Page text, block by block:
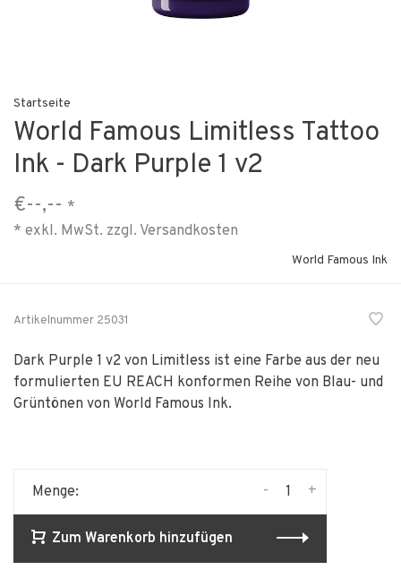
Startseite
World Famous Limitless Tattoo
Ink - Dark Purple 1 v2
€--,-- *
* exkl. MwSt. zzgl. Versandkosten
World Famous Ink
Artikelnummer 25031
Dark Purple 1 v2 von Limitless ist eine Farbe aus der neu
formulierten EU REACH konformen Reihe von Blau- und
Grüntönen von World Famous Ink.
Menge: +
-
Zum Warenkorb hinzufügen